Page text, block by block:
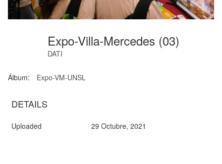
Expo-Villa-Mercedes (03)
DATI
Álbum: Expo-VM-UNSL
DETAILS
Uploaded 29 Octubre, 2021